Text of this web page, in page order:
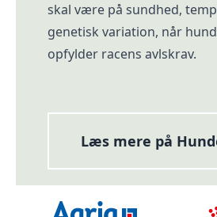
skal være på sundhed,
genetisk variation, når
opfylder racens avlskrav.
Læs mere på